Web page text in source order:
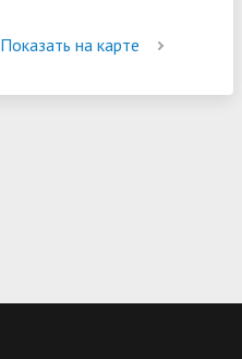
Показать на карте